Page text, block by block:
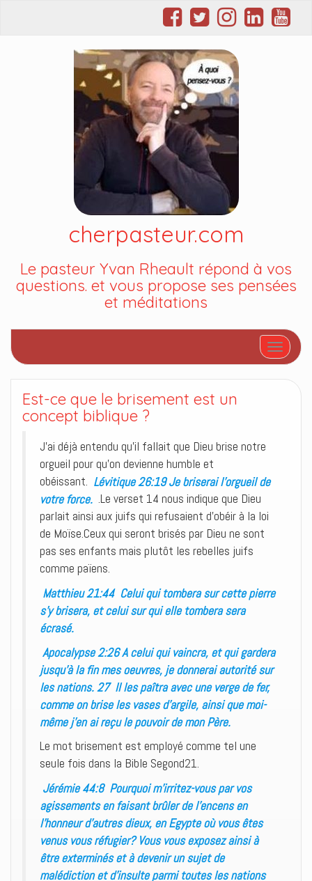
cherpasteur.com
Le pasteur Yvan Rheault répond à vos
questions. et vous propose ses pensées
et méditations
Afficher/
Est-ce que le brisement est un
concept biblique ?
J’ai déjà entendu qu’il fallait que Dieu brise notre
orgueil pour qu’on devienne humble et
obéissant. Lévitique 26:19 Je briserai l’orgueil de
votre force. .Le verset 14 nous indique que Dieu
parlait ainsi aux juifs qui refusaient d’obéir à la loi
de Moïse.Ceux qui seront brisés par Dieu ne sont
pas ses enfants mais plutôt les rebelles juifs
comme païens.
Matthieu 21:44 Celui qui tombera sur cette pierre
s’y brisera, et celui sur qui elle tombera sera
écrasé.
Apocalypse 2:26 A celui qui vaincra, et qui gardera
jusqu’à la fin mes oeuvres, je donnerai autorité sur
les nations. 27 Il les paîtra avec une verge de fer,
comme on brise les vases d’argile, ainsi que moi-
même j’en ai reçu le pouvoir de mon Père.
Le mot brisement est employé comme tel une
seule fois dans la Bible Segond21.
Jérémie 44:8 Pourquoi m’irritez-vous par vos
agissements en faisant brûler de l’encens en
l’honneur d’autres dieux, en Egypte où vous êtes
venus vous réfugier? Vous vous exposez ainsi à
être exterminés et à devenir un sujet de
malédiction et d’insulte parmi toutes les nations